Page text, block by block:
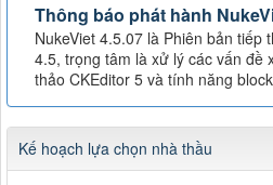
Thông báo phát hành
NukeViet 4.5.07 là Phiên bản tiếp
4.5, trọng tâm là xử lý các vấn đề
thảo CKEditor 5 và tính năng
Kế hoạch lựa chọn nhà thầu